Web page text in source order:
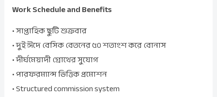
Work Schedule and Benefits
• সাপ্তাহিক ছুটি শুক্রবার
• দুই ঈদে বেসিক বেতনের ৫০ শতাংশ করে বোনাস
• দীর্ঘমেয়াদী গ্রোথের সুযোগ
• পারফরম্যান্স ভিত্তিক প্রমোশন
• Structured commission system